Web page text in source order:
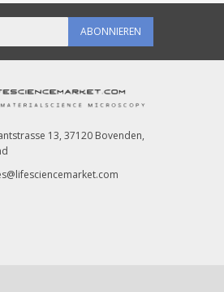
ABONNIEREN
13, 37120 Bovenden,